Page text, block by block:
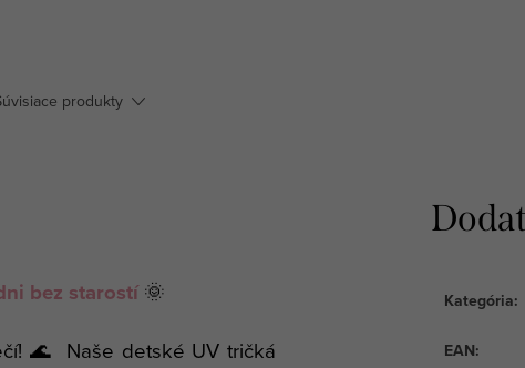
produkty
bez starostí🌞
🌊 Naše detské UV tričká
Kategória:
EAN: